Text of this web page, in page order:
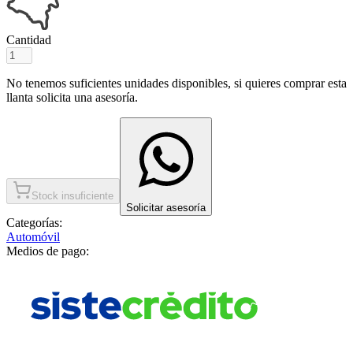
Cantidad
No tenemos suficientes unidades disponibles, si quieres comprar esta
llanta solicita una asesoría.
Stock insuficiente
Solicitar asesoría
Categorías:
Automóvil
Medios de pago: